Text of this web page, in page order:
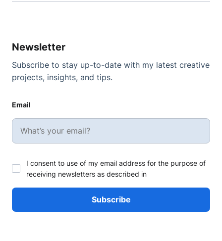
Newsletter
Subscribe to stay up-to-date with my latest creative
projects, insights, and tips.
Email
I consent to use of my email address for the purpose of
receiving newsletters as described in